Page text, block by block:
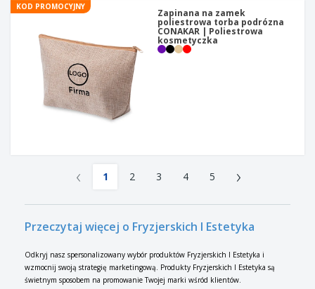
KOD PROMOCYJNY
Zapinana na zamek
poliestrowa torba podrózna
CONAKAR | Poliestrowa
kosmetyczka
‹ 1 2 3 4 5 ›
Przeczytaj więcej o Fryzjerskich I Estetyka
Odkryj nasz spersonalizowany wybór produktów Fryzjerskich I Estetyka i
wzmocnij swoją strategię marketingową. Produkty Fryzjerskich I Estetyka są
świetnym sposobem na promowanie Twojej marki wśród klientów.